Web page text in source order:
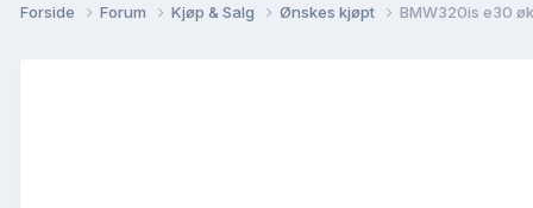
Forside Forum Kjøp & Salg Ønskes kjøpt BMW320is e30